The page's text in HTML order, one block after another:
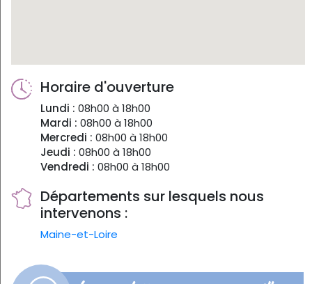
Horaire d'ouverture
Lundi : 08h00 à 18h00
Mardi : 08h00 à 18h00
Mercredi : 08h00 à 18h00
Jeudi : 08h00 à 18h00
Vendredi : 08h00 à 18h00
Départements sur lesquels nous
intervenons :
Maine-et-Loire